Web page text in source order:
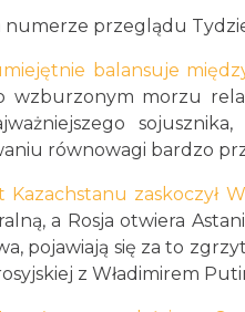
numerze przeglądu
balansuje
wzburzonym morzu
równowagi bardzo
Kazachstanu zaskoczył
a Rosja otwiera
pojawiają się za to
z Władimirem